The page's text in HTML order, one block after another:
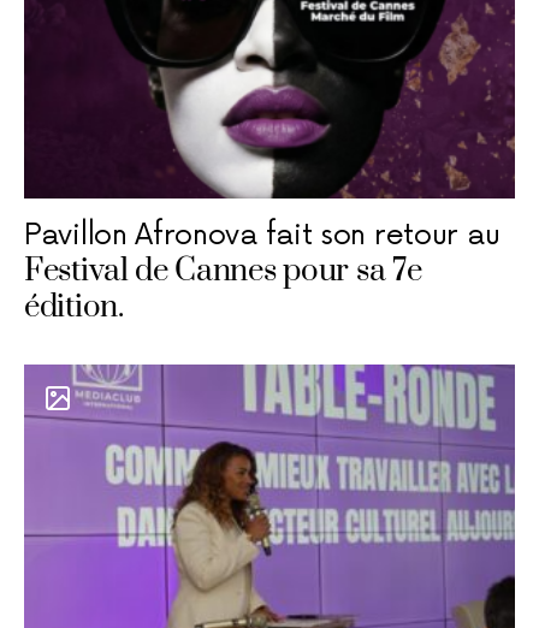
Pavillon Afronova fait son retour au
Festival de Cannes pour sa 7e
édition.